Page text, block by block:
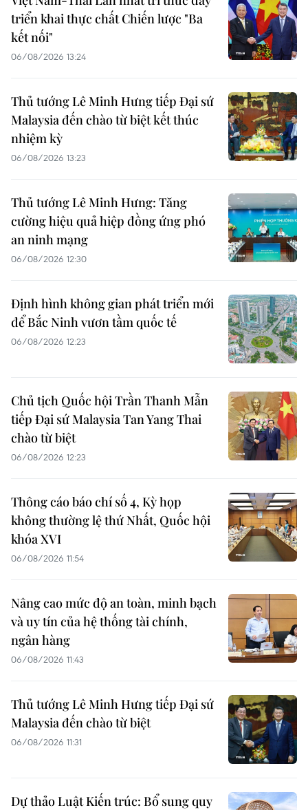
triển khai thực chất Chiến lược "Ba
kết nối"
06/08/2026 13:24
Thủ tướng Lê Minh Hưng tiếp Đại sứ
Malaysia đến chào từ biệt kết thúc
nhiệm kỳ
06/08/2026 13:23
Thủ tướng Lê Minh Hưng: Tăng
cường hiệu quả hiệp đồng ứng phó
an ninh mạng
06/08/2026 12:30
Định hình không gian phát triển mới
để Bắc Ninh vươn tầm quốc tế
06/08/2026 12:23
Chủ tịch Quốc hội Trần Thanh Mẫn
tiếp Đại sứ Malaysia Tan Yang Thai
chào từ biệt
06/08/2026 12:23
Thông cáo báo chí số 4, Kỳ họp
không thường lệ thứ Nhất, Quốc hội
khóa XVI
06/08/2026 11:54
Nâng cao mức độ an toàn, minh bạch
và uy tín của hệ thống tài chính,
ngân hàng
06/08/2026 11:43
Thủ tướng Lê Minh Hưng tiếp Đại sứ
Malaysia đến chào từ biệt
06/08/2026 11:31
Dự thảo Luật Kiến trúc: Bổ sung quy